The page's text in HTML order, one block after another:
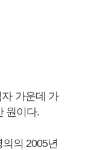
가운데 가
원이다.
의 2005년